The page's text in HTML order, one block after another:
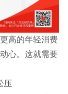
高的年轻消费
心。这就需要
压